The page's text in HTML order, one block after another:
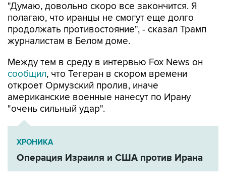
"Думаю, довольно скоро все закончится. Я
полагаю, что иранцы не смогут еще долго
продолжать противостояние", - сказал Трамп
журналистам в Белом доме.
Между тем в среду в интервью Fox News он
сообщил, что Тегеран в скором времени
откроет Ормузский пролив, иначе
американские военные нанесут по Ирану
"очень сильный удар".
ХРОНИКА
Операция Израиля и США против Ирана